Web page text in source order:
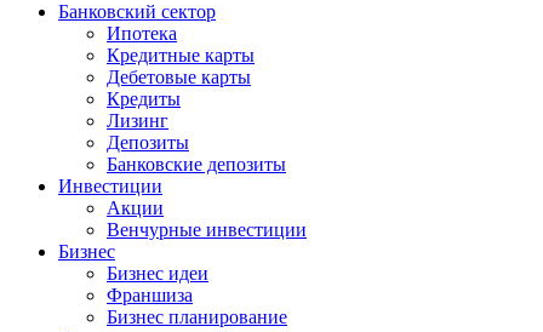
Банковский сектор
Ипотека
Кредитные карты
Дебетовые карты
Кредиты
Лизинг
Депозиты
Банковские депозиты
Инвестиции
Акции
Венчурные инвестиции
Бизнес
Бизнес идеи
Франшиза
Бизнес планирование